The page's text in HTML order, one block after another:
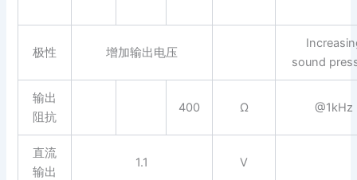
极性 增加输出电压
sound
输出
阻抗
400 Ω @1kHz
直流
输出
1.1 V